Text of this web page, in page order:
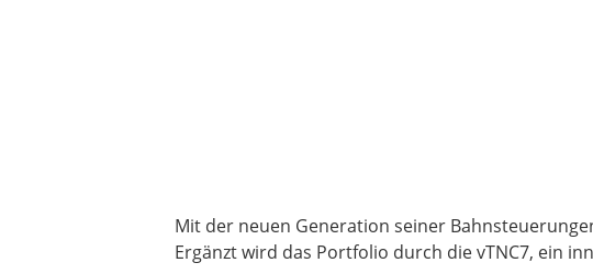
Mit der neuen Generation seiner
Ergänzt wird das Portfolio durch die vTNC7, ein